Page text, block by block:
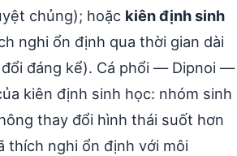
chủng); hoặc kiên định sinh
nghi ổn định qua thời gian dài
đáng kể). Cá phổi — Dipnoi —
kiên định sinh học: nhóm sinh
thay đổi hình thái suốt hơn
thích nghi ổn định với môi